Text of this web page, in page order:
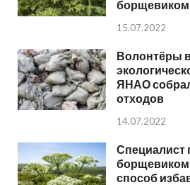
борщевиком
15.07.2022
Волонтёры
ЯНАО
отходов
14.07.2022
Специалист
борщевиком
способ